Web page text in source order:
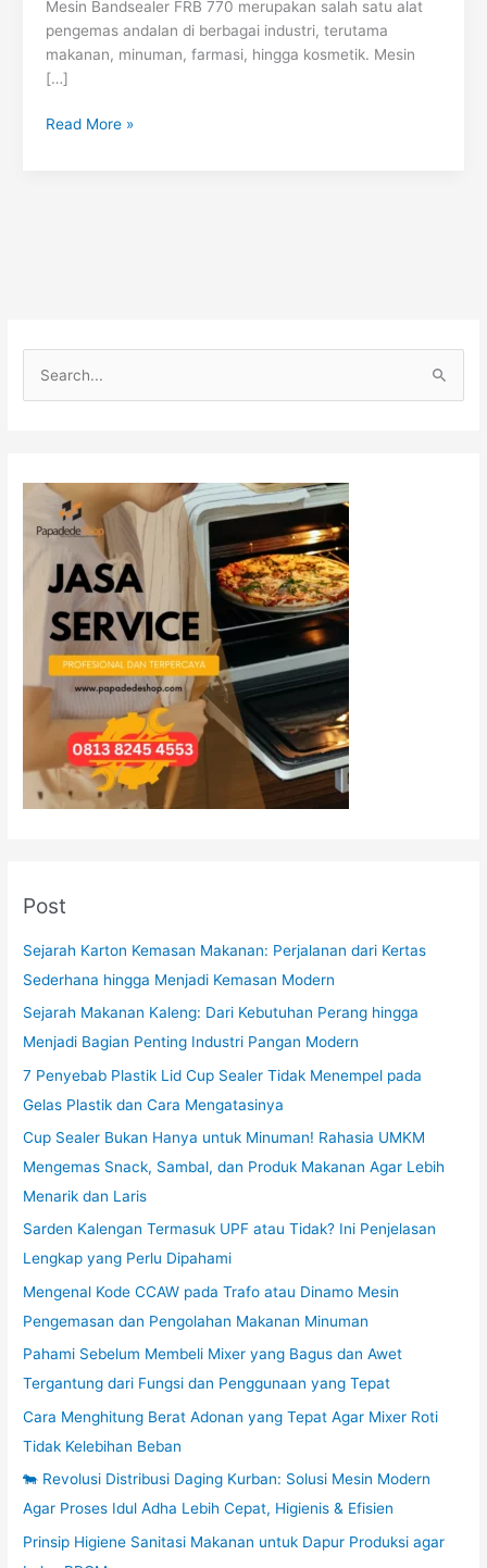
Post
Sejarah Karton Kemasan Makanan: Perjalanan dari Kertas
Sederhana hingga Menjadi Kemasan Modern
Sejarah Makanan Kaleng: Dari Kebutuhan Perang hingga
Menjadi Bagian Penting Industri Pangan Modern
7 Penyebab Plastik Lid Cup Sealer Tidak Menempel pada
Gelas Plastik dan Cara Mengatasinya
Cup Sealer Bukan Hanya untuk Minuman! Rahasia UMKM
Mengemas Snack, Sambal, dan Produk Makanan Agar Lebih
Menarik dan Laris
Sarden Kalengan Termasuk UPF atau Tidak? Ini Penjelasan
Lengkap yang Perlu Dipahami
Mengenal Kode CCAW pada Trafo atau Dinamo Mesin
Pengemasan dan Pengolahan Makanan Minuman
Pahami Sebelum Membeli Mixer yang Bagus dan Awet
Tergantung dari Fungsi dan Penggunaan yang Tepat
Cara Menghitung Berat Adonan yang Tepat Agar Mixer Roti
Tidak Kelebihan Beban
🐄 Revolusi Distribusi Daging Kurban: Solusi Mesin Modern
Agar Proses Idul Adha Lebih Cepat, Higienis & Efisien
Prinsip Higiene Sanitasi Makanan untuk Dapur Produksi agar
Mesin Bandsealer FRB 770 merupakan salah satu alat
pengemas andalan di berbagai industri, terutama
makanan, minuman, farmasi, hingga kosmetik. Mesin
[…]
Read More »